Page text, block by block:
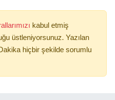
kabul etmiş
üstleniyorsunuz. Yazılan
hiçbir şekilde sorumlu